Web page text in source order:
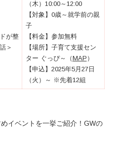
が整
＞
（木）10:00～12:00
【対象】0歳～就学前の親
子
【料金】参加無料
【場所】子育て支援セン
ター ぐっぴ～（MAP ）
【申込】2025年5月27日
（火）～ ※先着12組
イベントを一挙ご紹介！GWの